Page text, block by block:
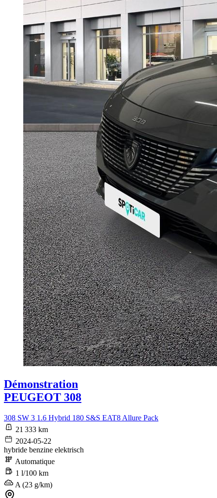
Démonstration
PEUGEOT 308
308 SW 3 1.6 Hybrid 180 S&S EAT8 Allure Pack
21 333 km
2024-05-22
hybride benzine elektrisch
Automatique
1 l/100 km
A (23 g/km)